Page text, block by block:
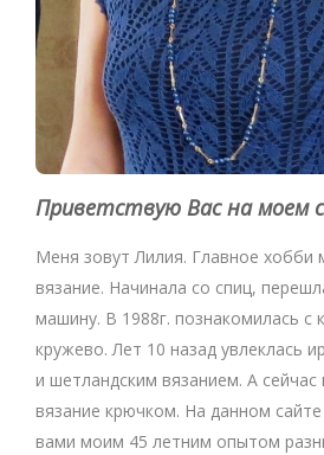
Приветствую Вас на моем
Меня зовут Лилия. Главное хобби
вязание. Начинала со спиц,
машину. В 1988г. познакомилась с
кружево. Лет 10 назад увлеклась
и шетландским вязанием. А
вязание крючком. На данном
вами моим 45 летним опытом